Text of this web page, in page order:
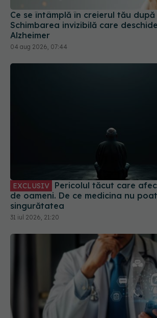
Ce se întâmplă în creierul tău după
Schimbarea invizibilă care
Alzheimer
04 aug 2026, 07:44
EXCLUSIV
de oameni. De ce medicina nu
singurătatea
31 iul 2026, 21:20